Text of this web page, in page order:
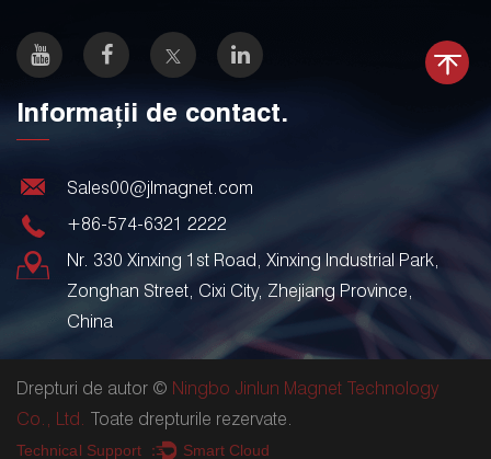
Informații de contact.
Sales00@jlmagnet.com
+86-574-6321 2222
Nr. 330 Xinxing 1st Road, Xinxing Industrial Park,
Zonghan Street, Cixi City, Zhejiang Province,
China
Drepturi de autor © Ningbo Jinlun Magnet Technology
Co., Ltd. Toate drepturile rezervate.
Technical Support ： Smart Cloud